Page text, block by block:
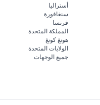
أستراليا
سنغافورة
فرنسا
المملكة المتحدة
هونغ كونغ
الولايات المتحدة
جميع الوجهات